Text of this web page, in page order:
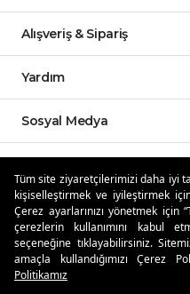
Tüm site ziyaretçilerimizi daha iyi
kişiselleştirmek ve iyileştirmek
Çerez ayarlarınızı yönetmek için
çerezlerin kullanımını kabul
seçeneğine tıklayabilirsiniz.
amaçla kullandığımızı Çerez
Politikamız
Alışveriş & Sipariş
Yardım
Sosyal Medya
Özdilekteyim'de Taksit
Güvenli Alışveriş